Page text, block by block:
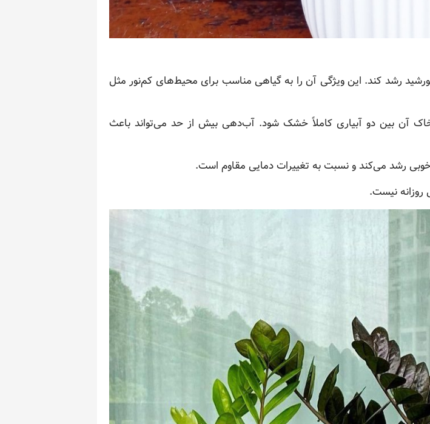
رشد کند. این ویژگی آن را به گیاهی مناسب برای محیط‌های کم‌نور مثل
آن بین دو آبیاری کاملاً خشک شود. آب‌دهی بیش از حد می‌تواند باعث
روزانه نیست.